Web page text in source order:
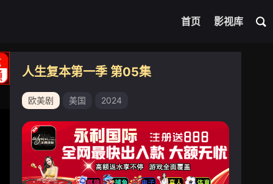
首页 影视库
人生复本第一季 第05集
欧美剧 美国 2024